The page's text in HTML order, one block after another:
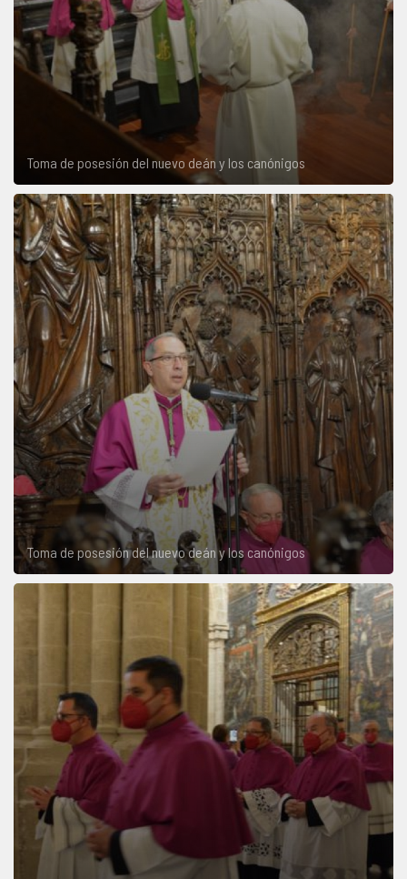
Toma de posesión del nuevo deán y los canónigos
Toma de posesión del nuevo deán y los canónigos